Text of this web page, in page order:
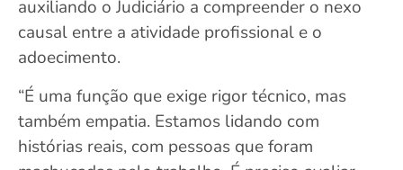
auxiliando o Judiciário a compreender o nexo
causal entre a atividade profissional e o
adoecimento.
“É uma função que exige rigor técnico, mas
também empatia. Estamos lidando com
histórias reais, com pessoas que foram